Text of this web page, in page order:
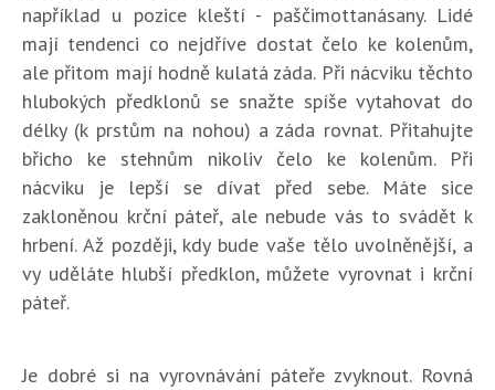
například u pozice kleští - paščimottanásany. Lidé
mají tendenci co nejdříve dostat čelo ke kolenům,
ale přitom mají hodně kulatá záda. Při nácviku těchto
hlubokých předklonů se snažte spíše vytahovat do
délky (k prstům na nohou) a záda rovnat. Přitahujte
břicho ke stehnům nikoliv čelo ke kolenům. Při
nácviku je lepší se dívat před sebe. Máte sice
zakloněnou krční páteř, ale nebude vás to svádět k
hrbení. Až později, kdy bude vaše tělo uvolněnější, a
vy uděláte hlubší předklon, můžete vyrovnat i krční
páteř.
Je dobré si na vyrovnávání páteře zvyknout. Rovná